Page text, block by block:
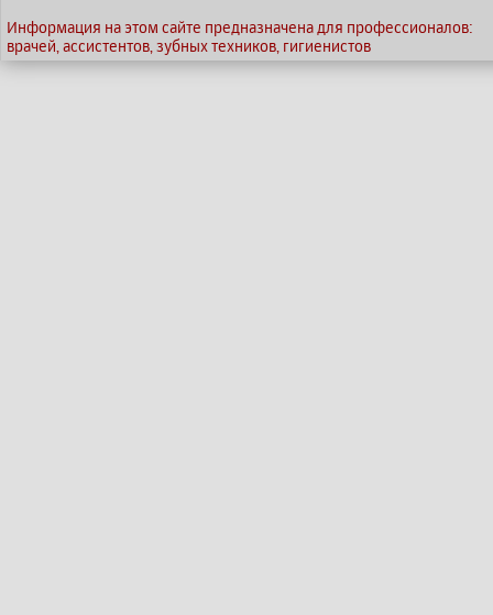
Информация на этом сайте предназначена для профессионалов:
врачей, ассистентов, зубных техников, гигиенистов